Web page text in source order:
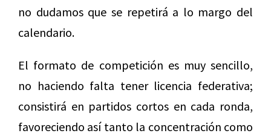
no dudamos que se repetirá a lo margo del
calendario.
El formato de competición es muy sencillo,
no haciendo falta tener licencia federativa;
consistirá en partidos cortos en cada ronda,
favoreciendo así tanto la concentración como